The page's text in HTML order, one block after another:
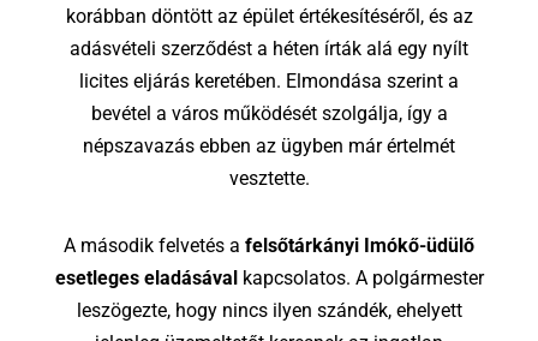
korábban döntött az épület értékesítéséről, és az
adásvételi szerződést a héten írták alá egy nyílt
licites eljárás keretében. Elmondása szerint a
bevétel a város működését szolgálja, így a
népszavazás ebben az ügyben már értelmét
vesztette.
A második felvetés a felsőtárkányi Imókő-üdülő
esetleges eladásávalkapcsolatos. A polgármester
leszögezte, hogy nincs ilyen szándék, ehelyett